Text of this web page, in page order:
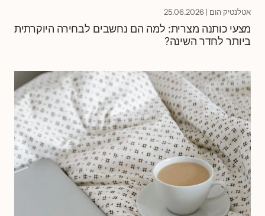
אטלנטיק הום |
25.06.2026
מצעי כותנה מצרית: למה הם נחשבים לבחירה היוקרתית
ביותר לחדר השינה?